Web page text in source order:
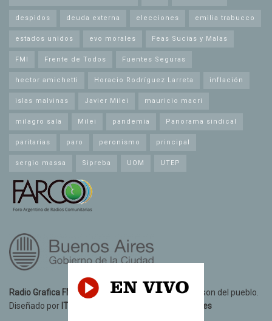
despidos deuda externa elecciones emilia trabucco
estados unidos evo morales Feas Sucias y Malas
FMI Frente de Todos Fuentes Seguras
hector amichetti Horacio Rodríguez Larreta inflación
islas malvinas Javier Milei mauricio macri
milagro sala Milei pandemia Panorama sindical
paritarias paro peronismo principal
sergio massa Sipreba UOM UTEP
Radio Grafica FM 89.3© 2021. Todos los derechos son del pueblo.
Diseñado por IT10 Informatica y Telecomunicaciones